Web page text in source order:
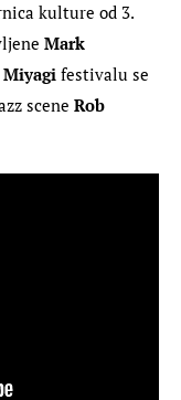
kulture od 3.
Mark
festivalu se
scene Rob